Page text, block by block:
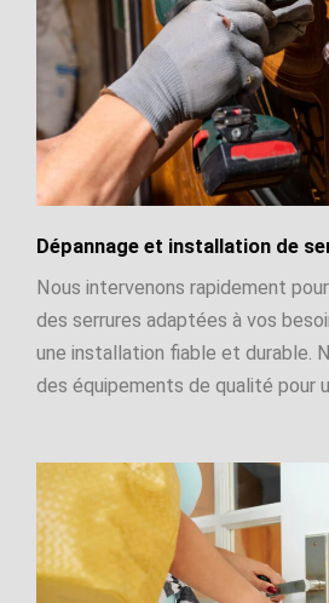
Dépannage et installation de
Nous intervenons rapidement
des serrures adaptées à vos
une installation fiable et durable.
des équipements de qualité pour